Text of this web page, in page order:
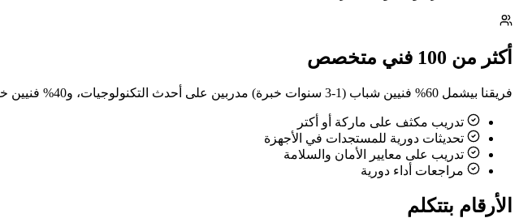
أكثر من 100 فني متخصص
فريقنا بيشمل 60% فنيين شباب (1-3 سنوات خبرة) مدربين على أحدث التكنولوجيات، و40% فنيين خبراء (5-25+ سنة خبرة) في كل أنواع الأجهزة. كل فني عندنا بياخد:
تدريب مكثف على ماركة أو أكتر
تحديثات دورية للمستجدات في الأجهزة
تدريب على معايير الأمان والسلامة
مراجعات أداء دورية
الأرقام بتتكلم